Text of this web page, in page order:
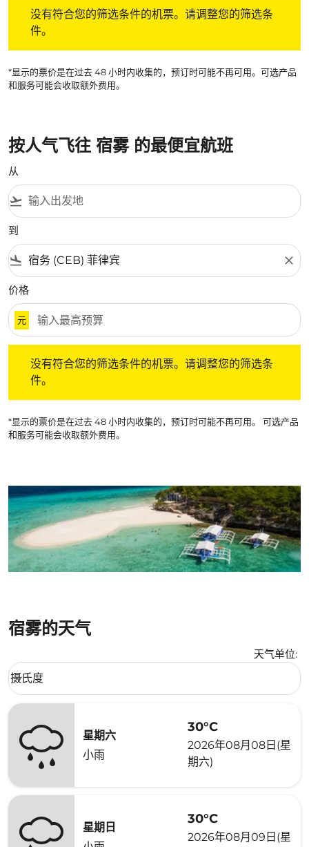
没有符合您的筛选条件的机票。请调整您的筛选条
件。
*显示的票价是在过去 48 小时内收集的，预订时可能不再可用。可选产品
和服务可能会收取额外费用。
按人气飞往 宿雾 的最便宜航班
从
flight_takeoff
到
flight_land close
价格
元
没有符合您的筛选条件的机票。请调整您的筛选条
件。
*显示的票价是在过去 48 小时内收集的，预订时可能不再可用。 可选产品
和服务可能会收取额外费用。
宿雾的天气
天气单位:
Weather unit option 摄氏度 Selected
摄氏度
keyboard_arrow_down
星期六
小雨
30°C
2026年08月08日(星
期六)
星期日
30°C
2026年08月09日(星